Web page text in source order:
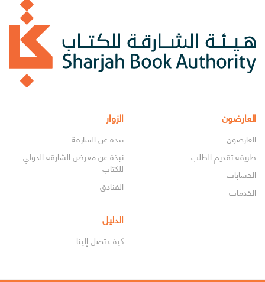
العارضون
العارضون
طريقة تقديم الطلب
الحسابات
الخدمات
الزوار
نبذة عن الشارقة
نبذة عن معرض الشارقة الدولي
للكتاب
الفنادق
الدليل
كيف تصل إلينا